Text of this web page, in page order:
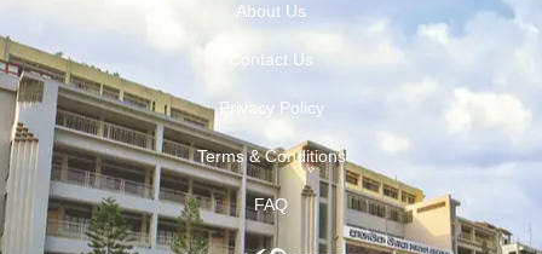
About Us
Contact Us
Privacy Policy
Terms & Conditions
FAQ